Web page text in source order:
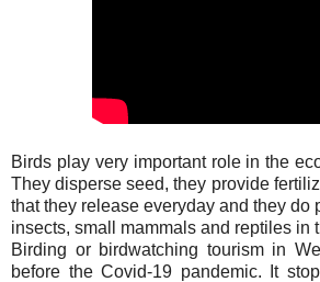
Birds play very important role in the
They disperse seed, they provide
that they release everyday and they do
insects, small mammals and reptiles in
Birding or birdwatching tourism in
before the Covid-19 pandemic. It